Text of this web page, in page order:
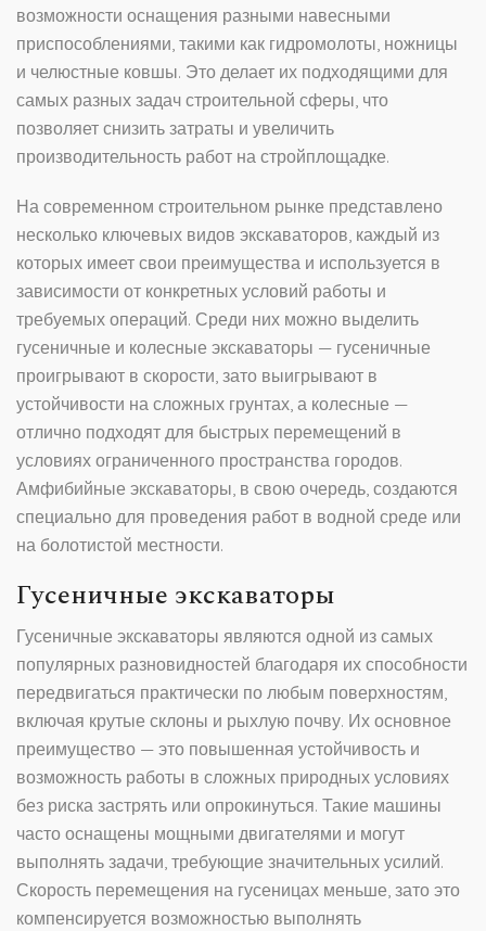
возможности оснащения разными навесными
приспособлениями, такими как гидромолоты, ножницы
и челюстные ковшы. Это делает их подходящими для
самых разных задач строительной сферы, что
позволяет снизить затраты и увеличить
производительность работ на стройплощадке.
На современном строительном рынке представлено
несколько ключевых видов экскаваторов, каждый из
которых имеет свои преимущества и используется в
зависимости от конкретных условий работы и
требуемых операций. Среди них можно выделить
гусеничные и колесные экскаваторы — гусеничные
проигрывают в скорости, зато выигрывают в
устойчивости на сложных грунтах, а колесные —
отлично подходят для быстрых перемещений в
условиях ограниченного пространства городов.
Амфибийные экскаваторы, в свою очередь, создаются
специально для проведения работ в водной среде или
на болотистой местности.
Гусеничные экскаваторы
Гусеничные экскаваторы являются одной из самых
популярных разновидностей благодаря их способности
передвигаться практически по любым поверхностям,
включая крутые склоны и рыхлую почву. Их основное
преимущество — это повышенная устойчивость и
возможность работы в сложных природных условиях
без риска застрять или опрокинуться. Такие машины
часто оснащены мощными двигателями и могут
выполнять задачи, требующие значительных усилий.
Скорость перемещения на гусеницах меньше, зато это
компенсируется возможностью выполнять